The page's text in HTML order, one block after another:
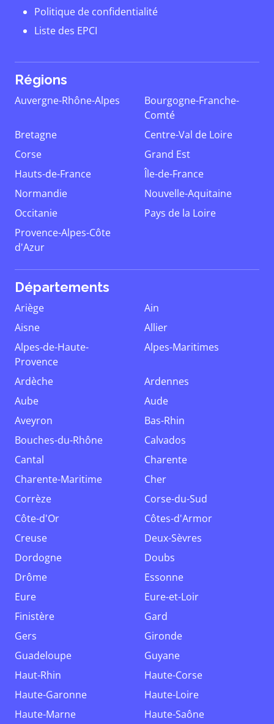
Politique de confidentialité
Liste des EPCI
Régions
Auvergne-Rhône-Alpes
Bourgogne-Franche-
Comté
Bretagne
Centre-Val de Loire
Corse
Grand Est
Hauts-de-France
Île-de-France
Normandie
Nouvelle-Aquitaine
Occitanie
Pays de la Loire
Provence-Alpes-Côte
d'Azur
Départements
Ariège
Ain
Aisne
Allier
Alpes-de-Haute-
Provence
Alpes-Maritimes
Ardèche
Ardennes
Aube
Aude
Aveyron
Bas-Rhin
Bouches-du-Rhône
Calvados
Cantal
Charente
Charente-Maritime
Cher
Corrèze
Corse-du-Sud
Côte-d'Or
Côtes-d'Armor
Creuse
Deux-Sèvres
Dordogne
Doubs
Drôme
Essonne
Eure
Eure-et-Loir
Finistère
Gard
Gers
Gironde
Guadeloupe
Guyane
Haut-Rhin
Haute-Corse
Haute-Garonne
Haute-Loire
Haute-Marne
Haute-Saône